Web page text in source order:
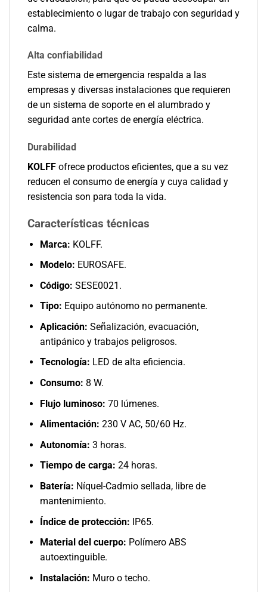
establecimiento o lugar de trabajo con seguridad y
calma.
Alta confiabilidad
Este sistema de emergencia respalda a las
empresas y diversas instalaciones que requieren
de un sistema de soporte en el alumbrado y
seguridad ante cortes de energía eléctrica.
Durabilidad
KOLFF ofrece productos eficientes, que a su vez
reducen el consumo de energía y cuya calidad y
resistencia son para toda la vida.
Características técnicas
Marca: KOLFF.
Modelo: EUROSAFE.
Código: SESE0021.
Tipo: Equipo autónomo no permanente.
Aplicación: Señalización, evacuación,
antipánico y trabajos peligrosos.
Tecnología: LED de alta eficiencia.
Consumo: 8 W.
Flujo luminoso: 70 lúmenes.
Alimentación: 230 V AC, 50/60 Hz.
Autonomía: 3 horas.
Tiempo de carga: 24 horas.
Batería: Níquel-Cadmio sellada, libre de
mantenimiento.
Índice de protección: IP65.
Material del cuerpo: Polímero ABS
autoextinguible.
Instalación: Muro o techo.